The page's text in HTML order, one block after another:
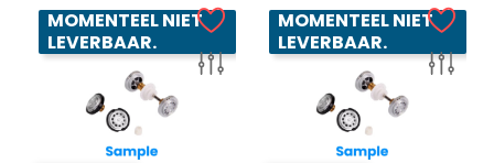
MOMENTEEL NIET
LEVERBAAR.
MOMENTEEL NIET
LEVERBAAR.